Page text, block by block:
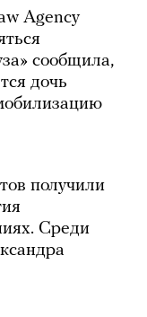
Agency
сообщила,
дочь
получили
Среди